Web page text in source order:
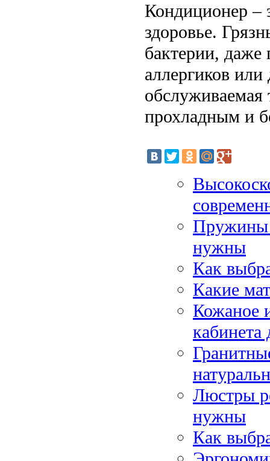
Кондиционер –
здоровье.
бактерии, даже
аллергиков
обслуживаемая
прохладным и
Пружины
нужны
Как
Какие
Кожаное
кабинета
Люстры
нужны
Как